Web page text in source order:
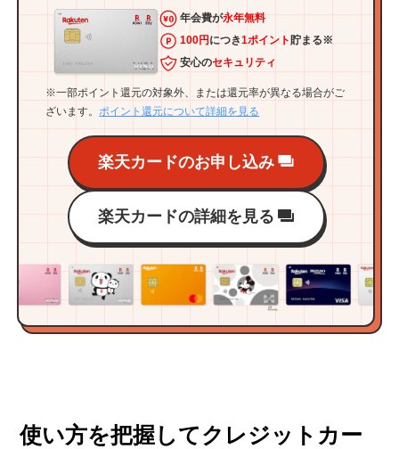
年会費が永年無料
100円 につき1ポイント貯まる※
安心のセキュリティ
※一部ポイント還元の対象外、または還元率が異なる場合がご
ざいます。ポイント還元について詳細を見る
楽天カードのお申し込み
楽天カードの詳細を見る
使い方を把握してクレジットカー